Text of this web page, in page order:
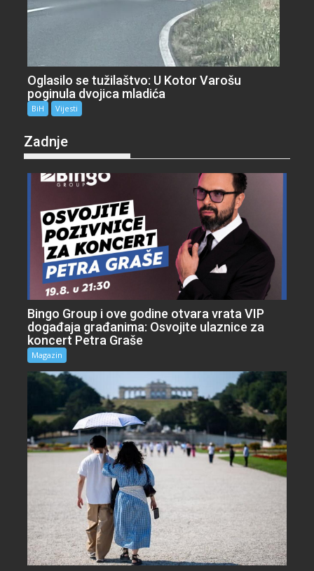
Oglasilo se tužilaštvo: U Kotor Varošu
poginula dvojica mladića
BiH Vijesti
Zadnje
Bingo Group i ove godine otvara vrata VIP
događaja građanima: Osvojite ulaznice za
koncert Petra Graše
Magazin